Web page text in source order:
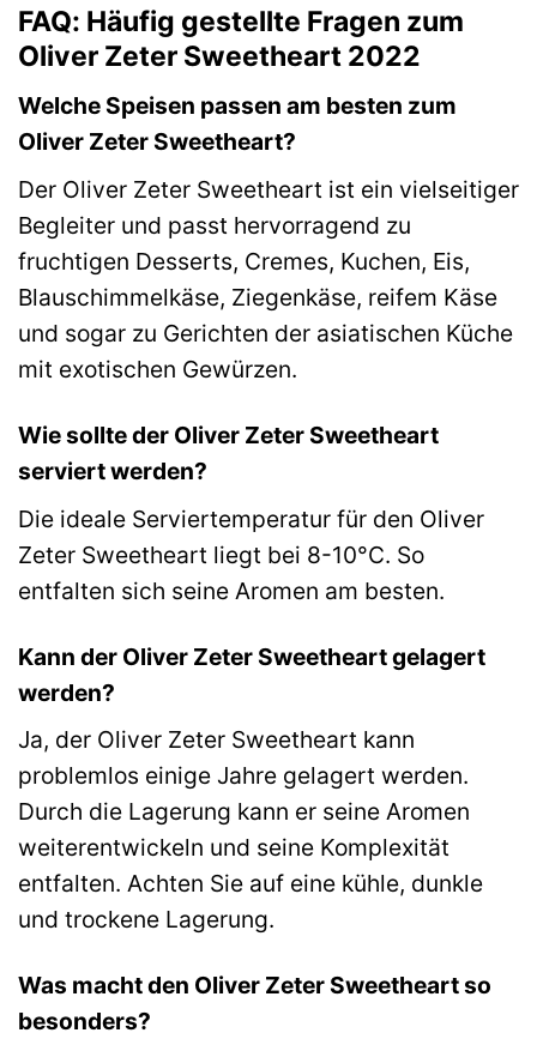
FAQ: Häufig gestellte Fragen zum
Oliver Zeter Sweetheart 2022
Welche Speisen passen am besten zum
Oliver Zeter Sweetheart?
Der Oliver Zeter Sweetheart ist ein vielseitiger
Begleiter und passt hervorragend zu
fruchtigen Desserts, Cremes, Kuchen, Eis,
Blauschimmelkäse, Ziegenkäse, reifem Käse
und sogar zu Gerichten der asiatischen Küche
mit exotischen Gewürzen.
Wie sollte der Oliver Zeter Sweetheart
serviert werden?
Die ideale Serviertemperatur für den Oliver
Zeter Sweetheart liegt bei 8-10°C. So
entfalten sich seine Aromen am besten.
Kann der Oliver Zeter Sweetheart gelagert
werden?
Ja, der Oliver Zeter Sweetheart kann
problemlos einige Jahre gelagert werden.
Durch die Lagerung kann er seine Aromen
weiterentwickeln und seine Komplexität
entfalten. Achten Sie auf eine kühle, dunkle
und trockene Lagerung.
Was macht den Oliver Zeter Sweetheart so
besonders?